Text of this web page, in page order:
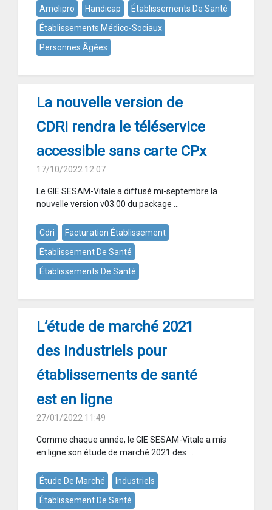
Amelipro Handicap
Établissements De Santé
Établissements Médico-Sociaux
Personnes Âgées
La nouvelle version de
CDRi rendra le téléservice
accessible sans carte CPx
17/10/2022 12:07
Le GIE SESAM-Vitale a diffusé mi-septembre la
nouvelle version v03.00 du package ...
Cdri
Facturation Établissement
Établissement De Santé
Établissements De Santé
L’étude de marché 2021
des industriels pour
établissements de santé
est en ligne
27/01/2022 11:49
Comme chaque année, le GIE SESAM-Vitale a mis
en ligne son étude de marché 2021 des ...
Étude De Marché
Industriels
Établissement De Santé